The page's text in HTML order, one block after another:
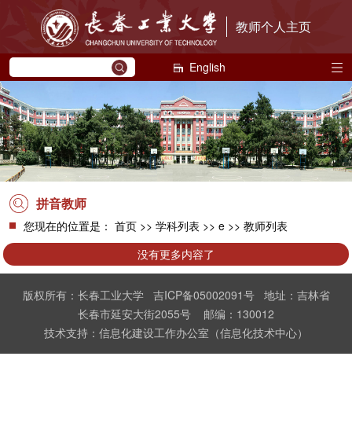
教师个人主页
English
拼音教师
您现在的位置是： 首页 >> 学科列表 >> e >> 教师列表
没有更多内容了
版权所有：长春工业大学 吉ICP备05002091号 地址：吉林省
长春市延安大街2055号 邮编：130012
技术支持：信息化建设工作办公室（信息化技术中心）